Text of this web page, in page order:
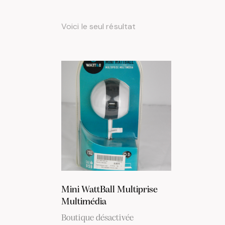
Voici le seul résultat
Mini WattBall Multiprise
Multimédia
Boutique désactivée